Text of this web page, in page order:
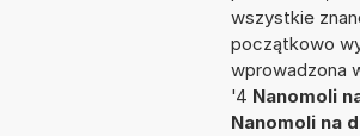
wszystkie
początkowo
wprowadzona
'4 Nanomoli
Nanomoli na